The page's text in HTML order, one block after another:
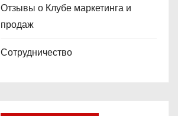
Отзывы о Клубе маркетинга и
продаж
Сотрудничество